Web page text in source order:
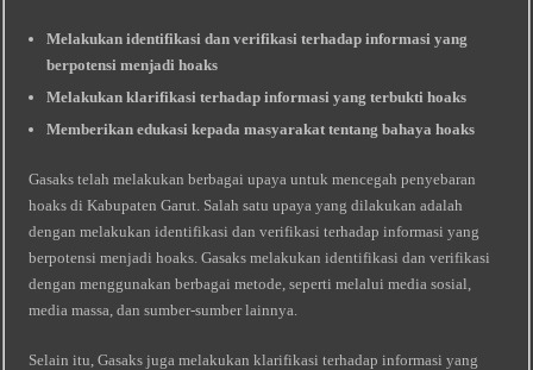
Melakukan identifikasi dan verifikasi terhadap informasi yang
berpotensi menjadi hoaks
Melakukan klarifikasi terhadap informasi yang terbukti hoaks
Memberikan edukasi kepada masyarakat tentang bahaya hoaks
Gasaks telah melakukan berbagai upaya untuk mencegah penyebaran
hoaks di Kabupaten Garut. Salah satu upaya yang dilakukan adalah
dengan melakukan identifikasi dan verifikasi terhadap informasi yang
berpotensi menjadi hoaks. Gasaks melakukan identifikasi dan verifikasi
dengan menggunakan berbagai metode, seperti melalui media sosial,
media massa, dan sumber-sumber lainnya.
Selain itu, Gasaks juga melakukan klarifikasi terhadap informasi yang